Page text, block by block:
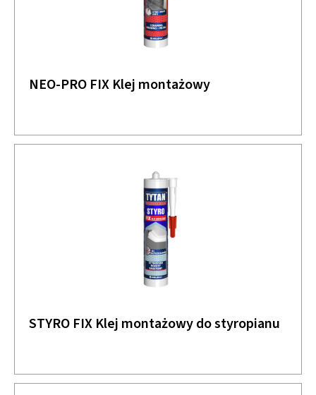
NEO-PRO FIX Klej montażowy
STYRO FIX Klej montażowy do styropianu